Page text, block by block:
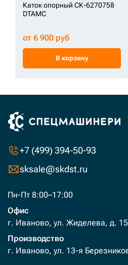
Каток опорный СК-6270758
DTAMC
от 6 900 руб
В корзину
+7 (499) 394-50-93
sksale@skdst.ru
Пн-Пт 8:00–17:00
Офис
г. Иваново, ул. Жиделева, д. 15
Производство
г. Иваново, ул. 13-я